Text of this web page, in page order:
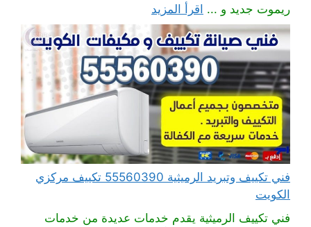
ريموت جديد و ... اقرأ المزيد
فني تكييف وتبريد الرميثية 55560390 تكييف مركزي
الكويت
فني تكييف الرميثية يقدم خدمات عديدة من خدمات